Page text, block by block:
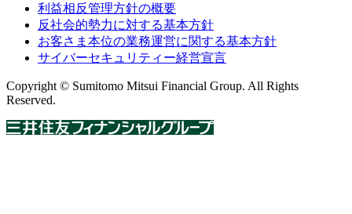
利益相反管理方針の概要
反社会的勢力に対する基本方針
お客さま本位の業務運営に関する基本方針
サイバーセキュリティー経営宣言
Copyright © Sumitomo Mitsui Financial Group. All Rights
Reserved.